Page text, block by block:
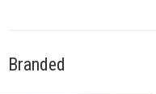
Branded